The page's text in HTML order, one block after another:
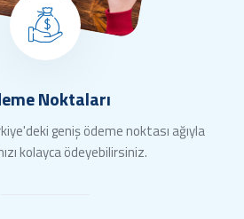
Noktaları
geniş ödeme noktası ağıyla
kolayca ödeyebilirsiniz.